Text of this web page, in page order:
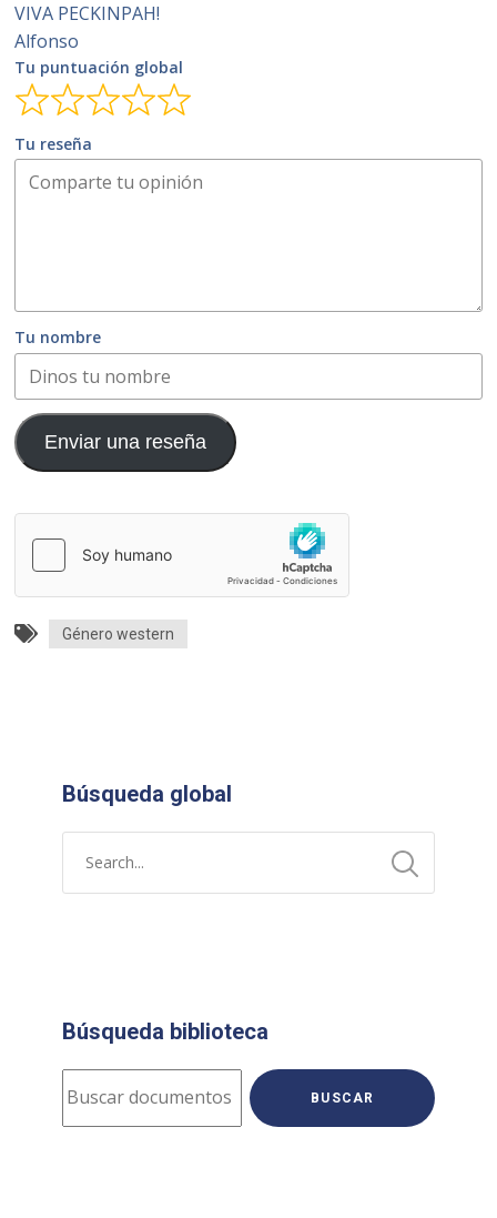
VIVA PECKINPAH!
Alfonso
Tu puntuación global
Tu reseña
Tu nombre
Enviar una reseña
Género western
Búsqueda global
Búsqueda biblioteca
BUSCAR